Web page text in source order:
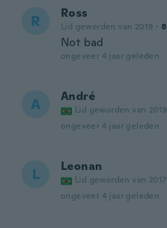
R Ross
Lid geworden van 2019 · 8
Not bad
ongeveer 4 jaar geleden
A André
Lid geworden van 2019
ongeveer 4 jaar geleden
L Leonan
Lid geworden van 2017
ongeveer 4 jaar geleden